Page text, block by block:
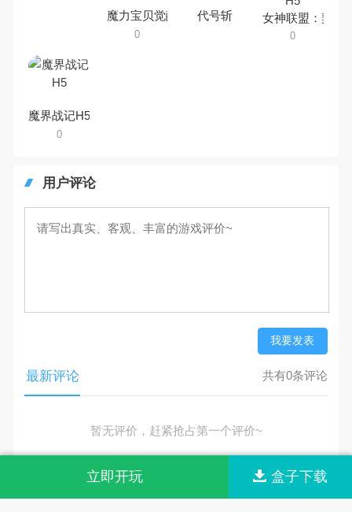
魔力宝贝觉醒H5 代号斩 女神联盟：契约H5魔界战记H5
0
用户评论
暂无评价，赶紧抢占第一个评价~
网站首页 网站导航 联系我们 关于我们
© 2026 m.haoyeyou.cn All rights reserved.
立即开玩 盒子下载